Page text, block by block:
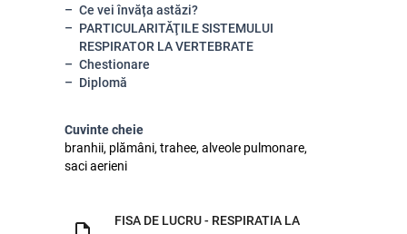
Ce vei învăța astăzi?
PARTICULARITĂŢILE SISTEMULUI
RESPIRATOR LA VERTEBRATE
Chestionare
Diplomă
Cuvinte cheie
branhii, plămâni, trahee, alveole pulmonare,
saci aerieni
FISA DE LUCRU - RESPIRATIA LA